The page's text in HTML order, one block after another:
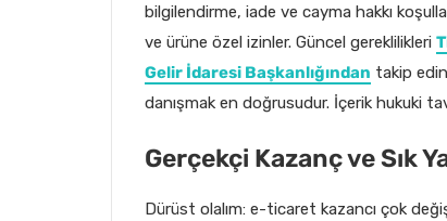
bilgilendirme, iade ve cayma hakkı
ve ürüne özel izinler. Güncel gereklilikleri
Gelir İdaresi Başkanlığından takip
danışmak en doğrusudur. İçerik hukuki
Gerçekçi Kazanç ve Sık
Dürüst olalım: e-ticaret kazancı çok